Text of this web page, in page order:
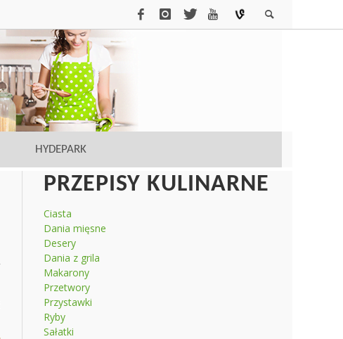
HYDEPARK
PRZEPISY KULINARNE
Ciasta
Dania mięsne
Desery
Dania z grila
Makarony
Przetwory
Przystawki
Ryby
Sałatki